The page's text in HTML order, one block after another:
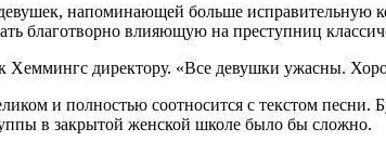
напоминающей больше
благотворно влияющую на преступниц
директору. «Все девушки ужасны.
и полностью соотносится с текстом песни.
в закрытой женской школе было бы сложно.